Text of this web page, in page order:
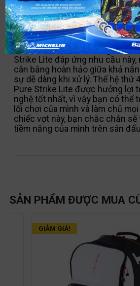
MÔ TẢ
Bạn có muốn một cây vợt nhẹ,
bạn chính xác hơn không? Vợt
Strike Lite đáp ứng nhu cầu
cân bằng hoàn hảo giữa khả
sự dễ dàng khi xử lý. Thế hệ thứ
Pure Strike Lite được hưởng lợi
nghệ tốt nhất, vì vậy bạn có thể
lối chơi của mình và làm chủ
chiếc vợt này, bạn chắc chắn sẽ
tiềm năng của mình trên sân
SẢN PHẨM ĐƯỢC MUA
GIẢM GIÁ!